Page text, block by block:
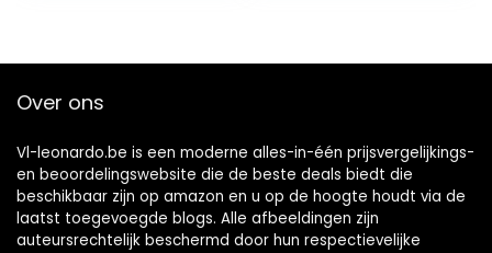
Over ons
Vl-leonardo.be is een moderne alles-in-één prijsvergelijkings-
en beoordelingswebsite die de beste deals biedt die
beschikbaar zijn op amazon en u op de hoogte houdt via de
laatst toegevoegde blogs. Alle afbeeldingen zijn
auteursrechtelijk beschermd door hun respectievelijke